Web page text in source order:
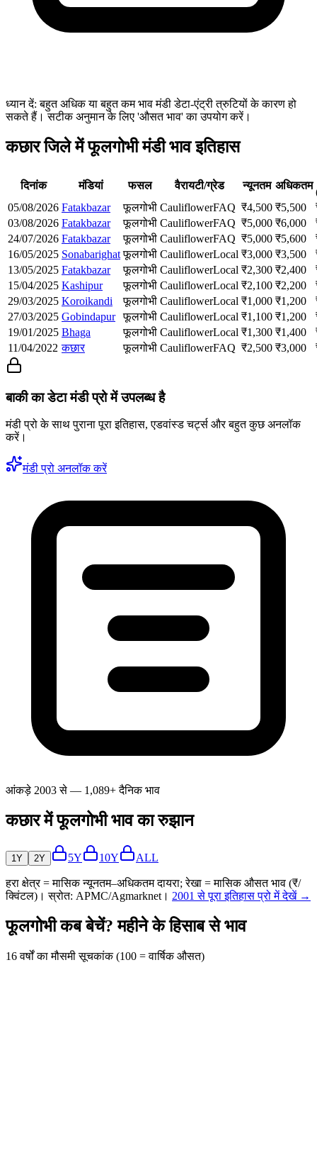
ध्यान दें: बहुत अधिक या बहुत कम भाव मंडी डेटा-एंट्री त्रुटियों के कारण हो
सकते हैं। सटीक अनुमान के लिए 'औसत भाव' का उपयोग करें।
कछार जिले में फूलगोभी मंडी भाव इतिहास
दिनांक मंडियां फसल वैरायटी/ग्रेड न्यूनतम अधिकतम
05/08/2026 Fatakbazar फूलगोभी CauliflowerFAQ ₹4,500 ₹5,500
03/08/2026 Fatakbazar फूलगोभी CauliflowerFAQ ₹5,000 ₹6,000
24/07/2026 Fatakbazar फूलगोभी CauliflowerFAQ ₹5,000 ₹5,600
16/05/2025 Sonabarighat फूलगोभी CauliflowerLocal ₹3,000 ₹3,500
13/05/2025 Fatakbazar फूलगोभी CauliflowerLocal ₹2,300 ₹2,400
15/04/2025 Kashipur फूलगोभी CauliflowerLocal ₹2,100 ₹2,200
29/03/2025 Koroikandi फूलगोभी CauliflowerLocal ₹1,000 ₹1,200
27/03/2025 Gobindapur फूलगोभी CauliflowerLocal ₹1,100 ₹1,200
19/01/2025 Bhaga फूलगोभी CauliflowerLocal ₹1,300 ₹1,400
11/04/2022 कछार फूलगोभी CauliflowerFAQ ₹2,500 ₹3,000
बाकी का डेटा मंडी प्रो में उपलब्ध है
मंडी प्रो के साथ पुराना पूरा इतिहास, एडवांस्ड चर्ट्स और बहुत कुछ अनलॉक
करें।
मंडी प्रो अनलॉक करें
आंकड़े 2003 से — 1,089+ दैनिक भाव
कछार में फूलगोभी भाव का रुझान
1Y 2Y 5Y 10Y ALL
हरा क्षेत्र = मासिक न्यूनतम–अधिकतम दायरा; रेखा = मासिक औसत भाव (₹/
क्विंटल)। स्रोत: APMC/Agmarknet। 2001 से पूरा इतिहास प्रो में देखें →
फूलगोभी कब बेचें? महीने के हिसाब से भाव
16 वर्षों का मौसमी सूचकांक (100 = वार्षिक औसत)